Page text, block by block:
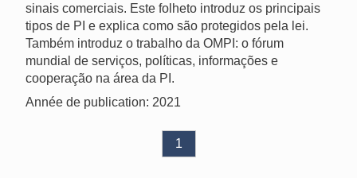
sinais comerciais. Este folheto introduz os principais
tipos de PI e explica como são protegidos pela lei.
Também introduz o trabalho da OMPI: o fórum
mundial de serviços, políticas, informações e
cooperação na área da PI.
Année de publication: 2021
1